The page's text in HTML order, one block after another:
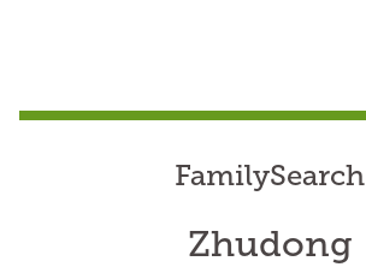
FamilySearch
Zhudong